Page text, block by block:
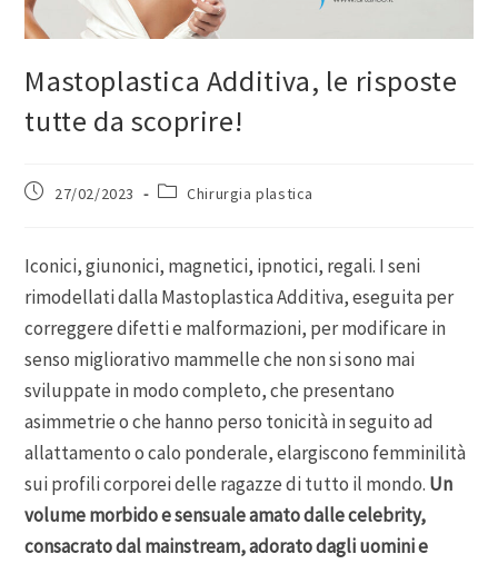
Mastoplastica Additiva, le risposte
tutte da scoprire!
27/02/2023 Chirurgia plastica
Iconici, giunonici, magnetici, ipnotici, regali. I seni
rimodellati dalla Mastoplastica Additiva, eseguita per
correggere difetti e malformazioni, per modificare in
senso migliorativo mammelle che non si sono mai
sviluppate in modo completo, che presentano
asimmetrie o che hanno perso tonicità in seguito ad
allattamento o calo ponderale, elargiscono femminilità
sui profili corporei delle ragazze di tutto il mondo. Un
volume morbido e sensuale amato dalle celebrity,
consacrato dal mainstream, adorato dagli uomini e